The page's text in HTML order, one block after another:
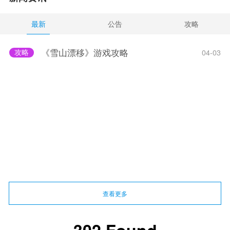
最新 公告 攻略
攻略 《雪山漂移》游戏攻略 04-03
查看更多